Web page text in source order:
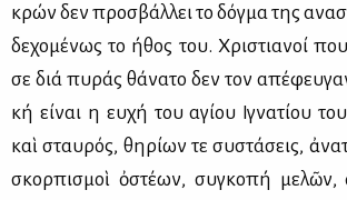
κρών δεν προ­σβάλ­λει το δόγ­μα της
δε­χο­μέ­νως το ήθος του. Χρι­στια­νοί
σε διά πυ­ράς θά­να­το δεν τον
κή εί­ναι η ευ­χή του αγί­ου Ιγνα­τίου
καὶ σταυ­ρός, θη­ρί­ων τε συ­στά­σεις,
σκορ­πι­σμοὶ ὀστέ­ων, συ­γκο­πή μελῶν,